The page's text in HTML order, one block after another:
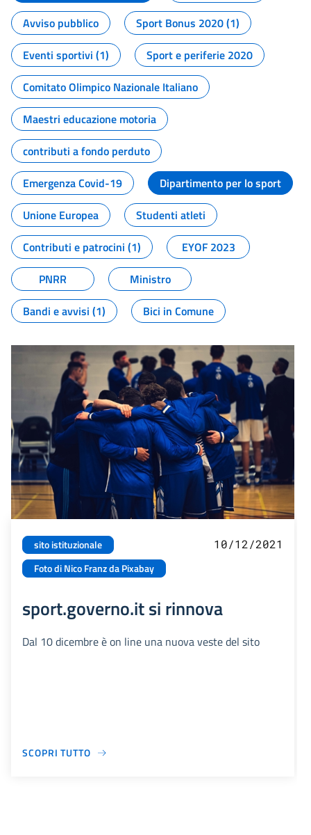
Avviso pubblico
Sport Bonus 2020 (1)
Eventi sportivi (1)
Sport e periferie 2020
Comitato Olimpico Nazionale Italiano
Maestri educazione motoria
contributi a fondo perduto
Emergenza Covid-19
Dipartimento per lo sport
Unione Europea
Studenti atleti
Contributi e patrocini (1)
EYOF 2023
PNRR
Ministro
Bandi e avvisi (1)
Bici in Comune
sito istituzionale
Foto di Nico Franz da Pixabay
10/12/2021
sport.governo.it si rinnova
Dal 10 dicembre è on line una nuova veste del sito
SCOPRI TUTTO